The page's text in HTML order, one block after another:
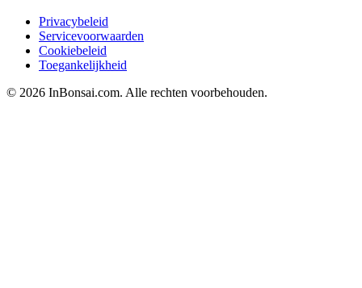
Privacybeleid
Servicevoorwaarden
Cookiebeleid
Toegankelijkheid
© 2026 InBonsai.com. Alle rechten voorbehouden.